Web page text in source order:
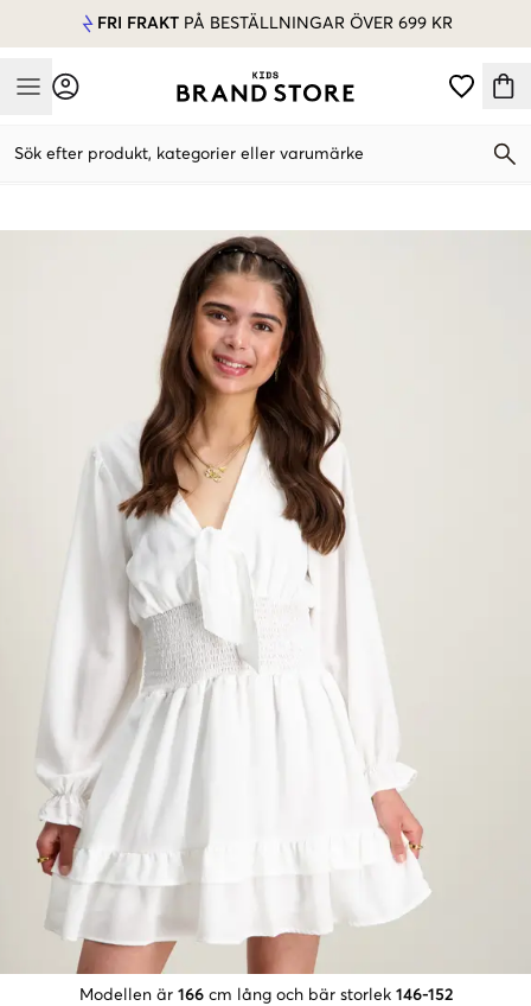
FRI FRAKT PÅ BESTÄLLNINGAR ÖVER 699 KR
Mobile Menu
Sök efter produkt, kategorier eller varumärke
Modellen är 166 cm lång och bär storlek 146-152